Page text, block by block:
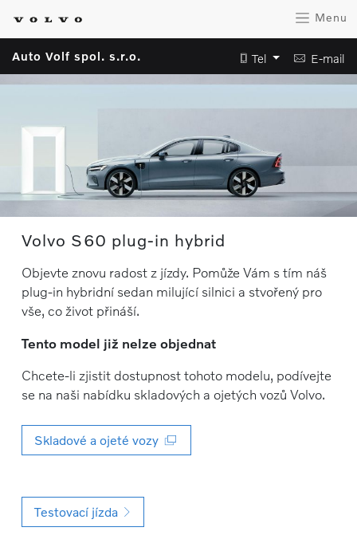
Menu
Auto Volf spol. s.r.o. Tel E-mail
Volvo S60 plug-in hybrid
Objevte znovu radost z jízdy. Pomůže Vám s tím náš
plug-in hybridní sedan milující silnici a stvořený pro
vše, co život přináší.
Tento model již nelze objednat
Chcete-li zjistit dostupnost tohoto modelu, podívejte
se na naši nabídku skladových a ojetých vozů Volvo.
Skladové a ojeté vozy
Testovací jízda